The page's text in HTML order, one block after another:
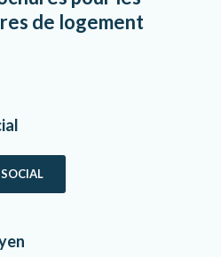
de logement